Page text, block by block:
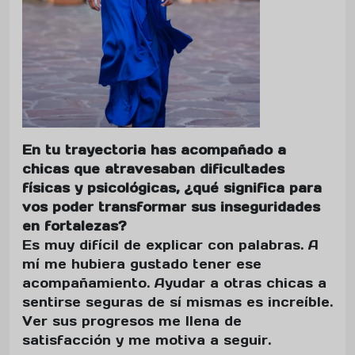
En tu trayectoria has acompañado a
chicas que atravesaban dificultades
físicas y psicológicas, ¿qué significa para
vos poder transformar sus inseguridades
en fortalezas?
Es muy difícil de explicar con palabras. A
mí me hubiera gustado tener ese
acompañamiento. Ayudar a otras chicas a
sentirse seguras de sí mismas es increíble.
Ver sus progresos me llena de
satisfacción y me motiva a seguir.